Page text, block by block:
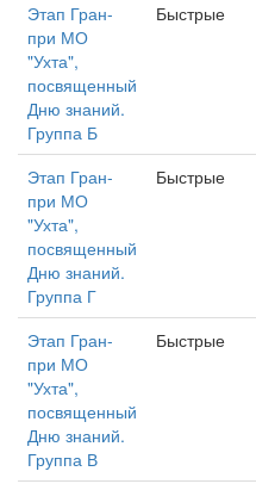
Этап Гран-
при МО
"Ухта",
посвященный
Дню знаний.
Группа Б
Быстрые
Этап Гран-
при МО
"Ухта",
посвященный
Дню знаний.
Группа Г
Быстрые
Этап Гран-
при МО
"Ухта",
посвященный
Дню знаний.
Группа В
Быстрые